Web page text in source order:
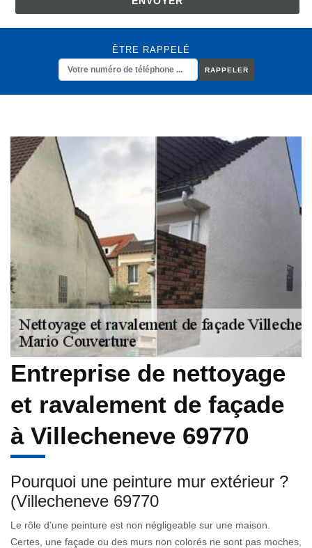
ÊTRE RAPPELÉ
Entreprise de nettoyage
et ravalement de façade
à Villecheneve 69770
Pourquoi une peinture mur extérieur ?
(Villecheneve 69770
Le rôle d’une peinture est non négligeable sur une maison.
Certes, une façade ou des murs non colorés ne sont pas moches,